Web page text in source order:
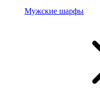
Мужские шарфы